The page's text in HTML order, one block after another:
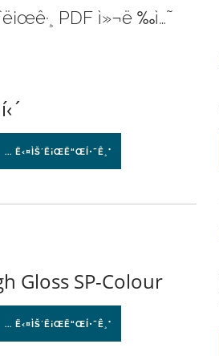
PDF ì»¬ë ‰ì…˜
... Ë‹¤ÌŠ´Ë¡ŒË“ŒÍ•˜Ê¸°
Gloss SP-Colour
... Ë‹¤ÌŠ´Ë¡ŒË“ŒÍ•˜Ê¸°